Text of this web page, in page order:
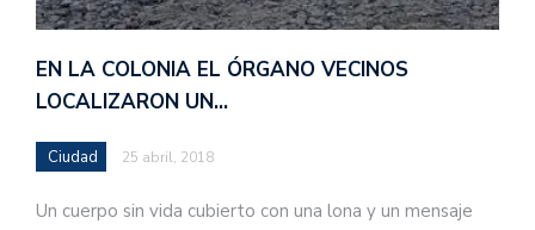
EN LA COLONIA EL ÓRGANO VECINOS
LOCALIZARON UN…
Ciudad 25 abril, 2018
Un cuerpo sin vida cubierto con una lona y un mensaje